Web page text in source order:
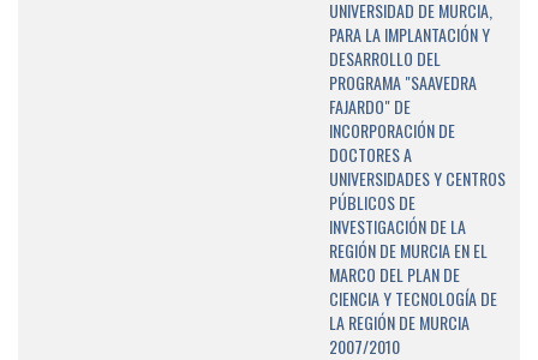
UNIVERSIDAD DE MURCIA,
PARA LA IMPLANTACIÓN Y
DESARROLLO DEL
PROGRAMA "SAAVEDRA
FAJARDO" DE
INCORPORACIÓN DE
DOCTORES A
UNIVERSIDADES Y CENTROS
PÚBLICOS DE
INVESTIGACIÓN DE LA
REGIÓN DE MURCIA EN EL
MARCO DEL PLAN DE
CIENCIA Y TECNOLOGÍA DE
LA REGIÓN DE MURCIA
2007/2010